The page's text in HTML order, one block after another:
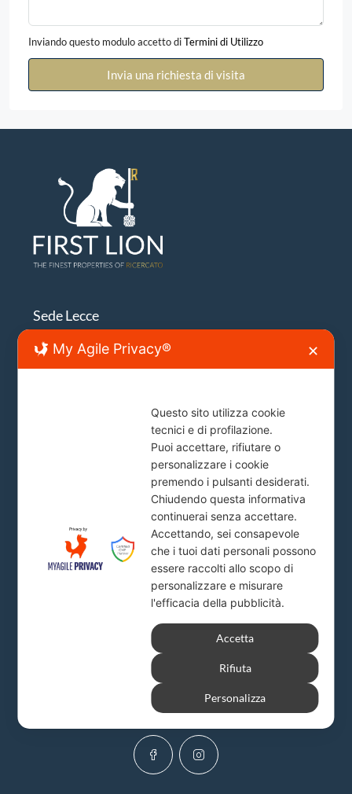
Inviando questo modulo accetto diTermini di Utilizzo
Invia una richiesta di visita
Sede Lecce
Lecce, Viale Japigia, 20
info@firstlion.it
Milano
My Agile Privacy® ✕
Questo sito utilizza cookie
tecnici e di profilazione.
Puoi accettare, rifiutare o
personalizzare i cookie
premendo i pulsanti desiderati.
Chiudendo questa informativa
continuerai senza accettare.
Accettando, sei consapevole
che i tuoi dati personali possono
essere raccolti allo scopo di
personalizzare e misurare
l'efficacia della pubblicità.
Accetta
Rifiuta
Personalizza